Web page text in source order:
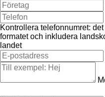
Kontrollera telefonnumret:
formatet och inkludera
landet